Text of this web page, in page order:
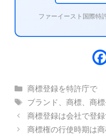
ファーイースト国際特
カ
テ
ゴ
リ
ー
商標登録を特許庁で
タ
グ
ブランド 商標
商
商標登録は会社で登
商標権の行使時期は